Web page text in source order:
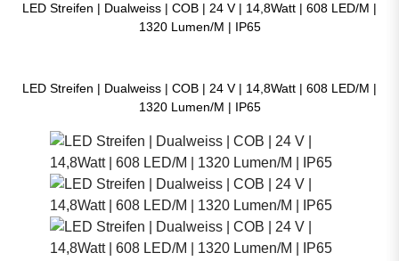
LED Streifen | Dualweiss | COB | 24 V | 14,8Watt | 608 LED/M |
1320 Lumen/M | IP65
LED Streifen | Dualweiss | COB | 24 V | 14,8Watt | 608 LED/M |
1320 Lumen/M | IP65